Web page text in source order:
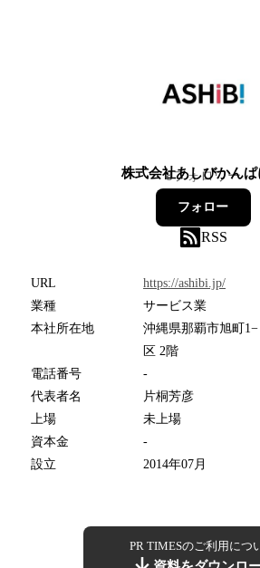
株式会社あしびかんぱ
8フォロワー
フォロー
RSS
URL
https://ashibi.jp/
業種
サービス業
本社所在地
沖縄県那覇市旭町
区 2階
電話番号
-
代表者名
片桐芳彦
上場
未上場
資本金
-
設立
2014年07月
PR TIMESのご利用につ